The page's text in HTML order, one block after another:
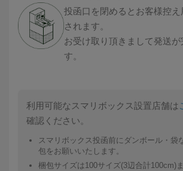
投函口を閉めるとお客様控
されます。
お受け取り頂きまして発送が
す。
利用可能なスマリボックス設置店舗は
確認ください。
スマリボックス投函前にダンボール・袋
包をお願いいたします。
梱包サイズは100サイズ(3辺合計100cm)